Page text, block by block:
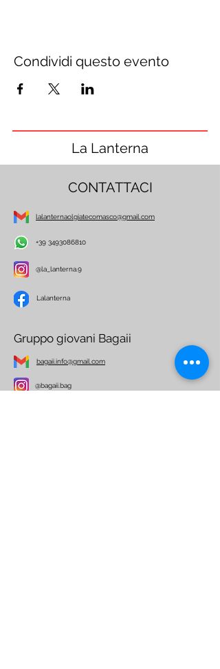
Condividi questo evento
La Lanterna
CONTATTACI
lalanternaolgiatecomasco@gmail.com
+39 3493086810
@la_lanterna.9
Lalanterna
Gruppo giovani Bagaii
bagaii.info@gmail.com
@bagaii.bag